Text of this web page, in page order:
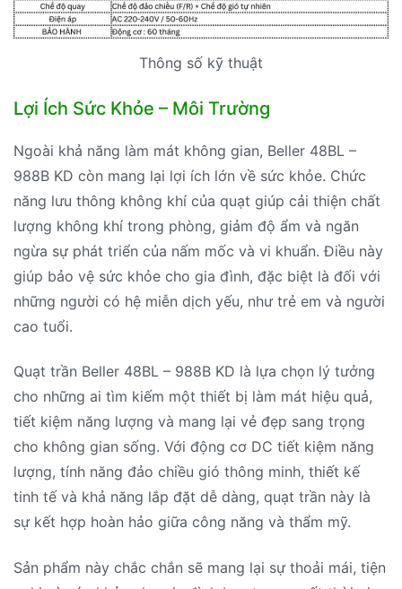
Thông số kỹ thuật
Lợi Ích Sức Khỏe – Môi Trường
Ngoài khả năng làm mát không gian, Beller 48BL –
988B KD còn mang lại lợi ích lớn về sức khỏe. Chức
năng lưu thông không khí của quạt giúp cải thiện chất
lượng không khí trong phòng, giảm độ ẩm và ngăn
ngừa sự phát triển của nấm mốc và vi khuẩn. Điều này
giúp bảo vệ sức khỏe cho gia đình, đặc biệt là đối với
những người có hệ miễn dịch yếu, như trẻ em và người
cao tuổi.
Quạt trần Beller 48BL – 988B KD là lựa chọn lý tưởng
cho những ai tìm kiếm một thiết bị làm mát hiệu quả,
tiết kiệm năng lượng và mang lại vẻ đẹp sang trọng
cho không gian sống. Với động cơ DC tiết kiệm năng
lượng, tính năng đảo chiều gió thông minh, thiết kế
tinh tế và khả năng lắp đặt dễ dàng, quạt trần này là
sự kết hợp hoàn hảo giữa công năng và thẩm mỹ.
Sản phẩm này chắc chắn sẽ mang lại sự thoải mái, tiện